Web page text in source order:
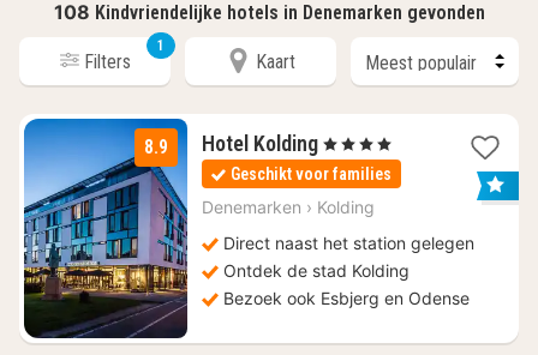
108 Kindvriendelijke hotels in Denemarken gevonden
Filters
1
Kaart
8.9 Hotel Kolding1
nacht
vanaf
€
, 4 Sterren
Geschikt voor families
Denemarken › Kolding
Direct naast het station gelegen
Ontdek de stad Kolding
Bezoek ook Esbjerg en Odense